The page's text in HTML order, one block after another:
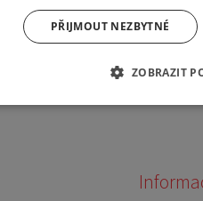
PŘIJMOUT NEZBYTNÉ
ZOBRAZIT